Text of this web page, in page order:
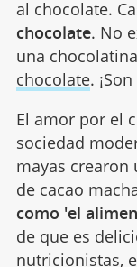
al chocolate.
chocolate. No
una
chocolate.
El amor por el
sociedad
mayas crearon
de cacao
como 'el
de que es
nutricionistas,